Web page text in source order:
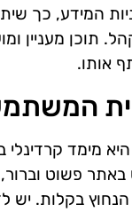
המידע, כך
תוכן מעניין
אותו.
מימד קרדינלי
באתר פשוט
בקלות. יש